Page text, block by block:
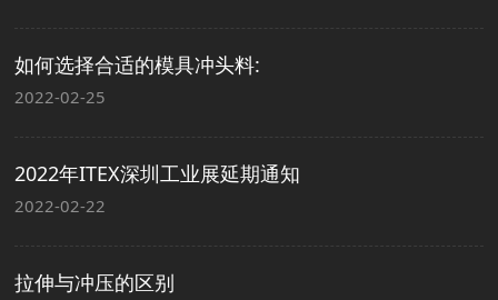
如何选择合适的模具冲头料:
2022-02-25
2022年ITEX深圳工业展延期通知
2022-02-22
拉伸与冲压的区别